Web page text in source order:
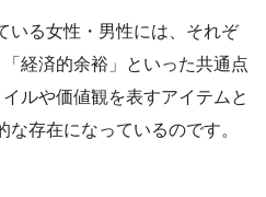
いる女性・男性には、それぞ
経済的余裕」といった共通点
ルや価値観を表すアイテムと
な存在になっているのです。